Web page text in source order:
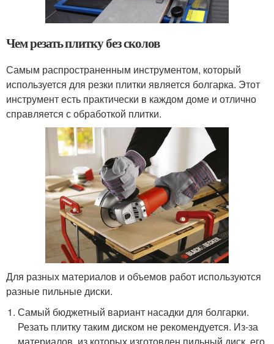
Чем резать плитку без сколов
Самым распространенным инструментом, который
используется для резки плитки является болгарка. Этот
инструмент есть практически в каждом доме и отлично
справляется с обработкой плитки.
Для разных материалов и объемов работ используются
разные пильные диски.
Самый бюджетный вариант насадки для болгарки.
Резать плитку таким диском не рекомендуется. Из-за